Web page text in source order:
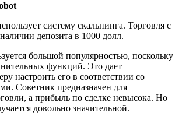
систему скальпинга. Торговля с
депозита в 1000 долл.
большой популярностью, поскольку
функций. Это дает
настроить его в соответствии со
Советник предназначен для
а прибыль по сделке невысока. Но
довольно значительной.